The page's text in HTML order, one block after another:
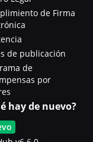
de Firma
de publicación
de
por
hay de nuevo?